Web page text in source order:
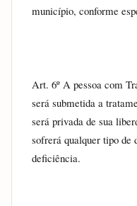
município, conforme
Art. 6º A pessoa com
será submetida a
será privada de sua
sofrerá qualquer tipo de
deficiência.